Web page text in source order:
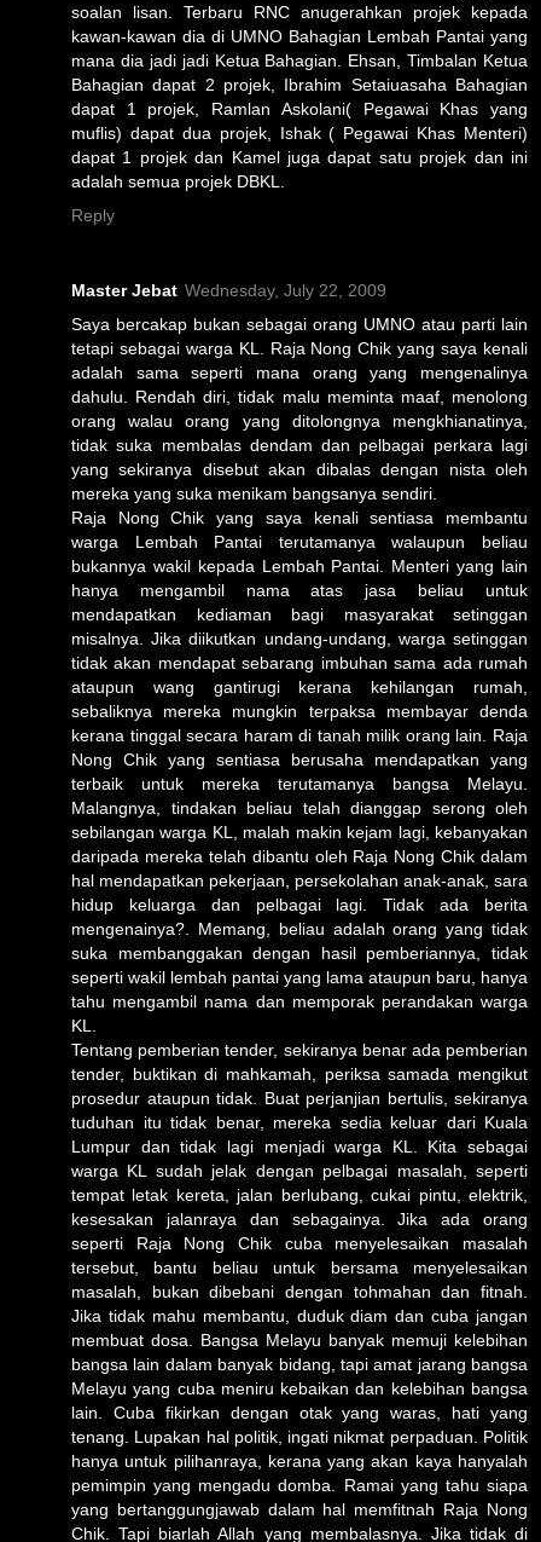
soalan lisan. Terbaru RNC anugerahkan projek kepada
kawan-kawan dia di UMNO Bahagian Lembah Pantai yang
mana dia jadi jadi Ketua Bahagian. Ehsan, Timbalan Ketua
Bahagian dapat 2 projek, Ibrahim Setaiuasaha Bahagian
dapat 1 projek, Ramlan Askolani( Pegawai Khas yang
muflis) dapat dua projek, Ishak ( Pegawai Khas Menteri)
dapat 1 projek dan Kamel juga dapat satu projek dan ini
adalah semua projek DBKL.
Reply
Master Jebat Wednesday, July 22, 2009
Saya bercakap bukan sebagai orang UMNO atau parti lain
tetapi sebagai warga KL. Raja Nong Chik yang saya kenali
adalah sama seperti mana orang yang mengenalinya
dahulu. Rendah diri, tidak malu meminta maaf, menolong
orang walau orang yang ditolongnya mengkhianatinya,
tidak suka membalas dendam dan pelbagai perkara lagi
yang sekiranya disebut akan dibalas dengan nista oleh
mereka yang suka menikam bangsanya sendiri.
Raja Nong Chik yang saya kenali sentiasa membantu
warga Lembah Pantai terutamanya walaupun beliau
bukannya wakil kepada Lembah Pantai. Menteri yang lain
hanya mengambil nama atas jasa beliau untuk
mendapatkan kediaman bagi masyarakat setinggan
misalnya. Jika diikutkan undang-undang, warga setinggan
tidak akan mendapat sebarang imbuhan sama ada rumah
ataupun wang gantirugi kerana kehilangan rumah,
sebaliknya mereka mungkin terpaksa membayar denda
kerana tinggal secara haram di tanah milik orang lain. Raja
Nong Chik yang sentiasa berusaha mendapatkan yang
terbaik untuk mereka terutamanya bangsa Melayu.
Malangnya, tindakan beliau telah dianggap serong oleh
sebilangan warga KL, malah makin kejam lagi, kebanyakan
daripada mereka telah dibantu oleh Raja Nong Chik dalam
hal mendapatkan pekerjaan, persekolahan anak-anak, sara
hidup keluarga dan pelbagai lagi. Tidak ada berita
mengenainya?. Memang, beliau adalah orang yang tidak
suka membanggakan dengan hasil pemberiannya, tidak
seperti wakil lembah pantai yang lama ataupun baru, hanya
tahu mengambil nama dan memporak perandakan warga
KL.
Tentang pemberian tender, sekiranya benar ada pemberian
tender, buktikan di mahkamah, periksa samada mengikut
prosedur ataupun tidak. Buat perjanjian bertulis, sekiranya
tuduhan itu tidak benar, mereka sedia keluar dari Kuala
Lumpur dan tidak lagi menjadi warga KL. Kita sebagai
warga KL sudah jelak dengan pelbagai masalah, seperti
tempat letak kereta, jalan berlubang, cukai pintu, elektrik,
kesesakan jalanraya dan sebagainya. Jika ada orang
seperti Raja Nong Chik cuba menyelesaikan masalah
tersebut, bantu beliau untuk bersama menyelesaikan
masalah, bukan dibebani dengan tohmahan dan fitnah.
Jika tidak mahu membantu, duduk diam dan cuba jangan
membuat dosa. Bangsa Melayu banyak memuji kelebihan
bangsa lain dalam banyak bidang, tapi amat jarang bangsa
Melayu yang cuba meniru kebaikan dan kelebihan bangsa
lain. Cuba fikirkan dengan otak yang waras, hati yang
tenang. Lupakan hal politik, ingati nikmat perpaduan. Politik
hanya untuk pilihanraya, kerana yang akan kaya hanyalah
pemimpin yang mengadu domba. Ramai yang tahu siapa
yang bertanggungjawab dalam hal memfitnah Raja Nong
Chik. Tapi biarlah Allah yang membalasnya. Jika tidak di